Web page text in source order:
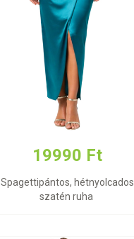
19990 Ft
Spagettipántos, hétnyolcados
szatén ruha